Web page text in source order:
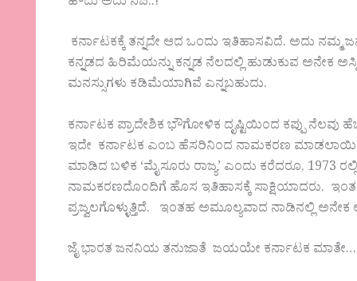
ಕರ್ನಾಟಕಕ್ಕೆ ತನ್ನದೇ ಆದ ಒಂದು ಇತಿಹಾಸವಿದೆ. ಅದು
ಕನ್ನಡದ ಹಿರಿಮೆಯನ್ನು ಕನ್ನಡ ನೆಲದಲ್ಲಿ ಹುಡುಕುವ ಅನೇಕ
ಮನಸ್ಸುಗಳು ಕಡಿಮೆಯಾಗಿವೆ ಎನ್ನಬಹುದು.
ಕರ್ನಾಟಕ ಪ್ರಾದೇಶಿಕ ಭೌಗೋಳಿಕ ದೃಷ್ಟಿಯಿಂದ ಕಪ್ಪು ನೆಲವು
ಇದೇ ಕರ್ನಾಟಕ ಎಂಬ ಹೆಸರಿನಿಂದ ನಾಮಕರಣ ಮಾಡಲಾಯಿತು.
ಮಾಡಿದ ಬಳಿಕ ‘ಮೈಸೂರು ರಾಜ್ಯ’ ಎಂದು ಕರೆದರೂ, 1973
ನಾಮಕರಣದೊಂದಿಗೆ ಹೊಸ ಇತಿಹಾಸಕ್ಕೆ ಸಾಕ್ಷಿಯಾದರು.
ಪ್ರಜ್ವಲಗೊಳ್ಳುತ್ತಿದೆ. ಇಂತಹ ಅಮೂಲ್ಯವಾದ ನಾಡಿನಲ್ಲಿ ಅನೇಕ
ಜೈ ಭಾರತ ಜನನಿಯ ತನುಜಾತೆ ಜಯಯೇ ಕರ್ನಾಟಕ ಮಾತೇ…